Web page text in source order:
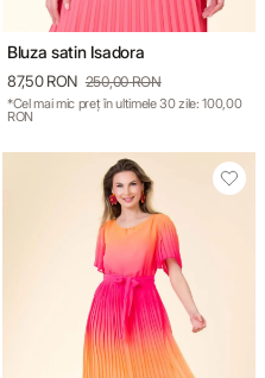
Bluza satin Isadora
87,50 RON 250,00 RON
*Cel mai mic preț în ultimele 30 zile: 100,00
RON